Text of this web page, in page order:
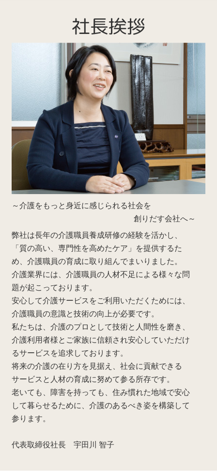
社長挨拶
～介護をもっと身近に感じられる社会を
創りだす会社へ～
弊社は長年の介護職員養成研修の経験を活かし、
「質の高い、専門性を高めたケア」を提供するた
め、介護職員の育成に取り組んでまいりました。
介護業界には、介護職員の人材不足による様々な問
題が起こっております。
安心して介護サービスをご利用いただくためには、
介護職員の意識と技術の向上が必要です。
私たちは、介護のプロとして技術と人間性を磨き、
介護利用者様とご家族に信頼され安心していただけ
るサービスを追求しております。
将来の介護の在り方を見据え、社会に貢献できる
サービスと人材の育成に努めて参る所存です。
老いても、障害を持っても、住み慣れた地域で安心
して暮らせるために、介護のあるべき姿を構築して
参ります。
代表取締役社長 宇田川 智子